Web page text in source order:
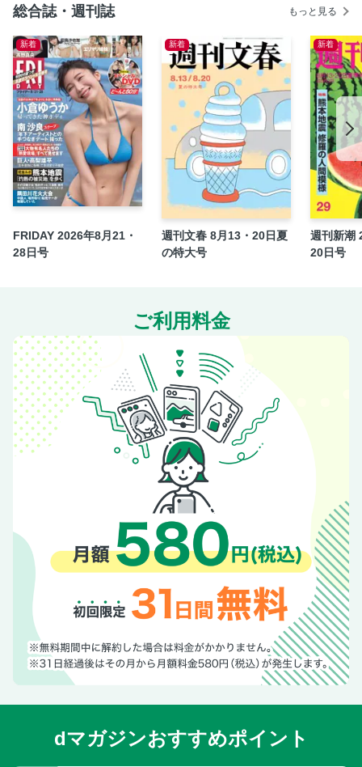
総合誌・週刊誌 もっと見る
新着
FRIDAY 2026年8月21・
28日号
新着
週刊文春 8月13・20日夏
の特大号
新着
週刊新潮
20日号
ご利用料金
dマガジンおすすめポイント